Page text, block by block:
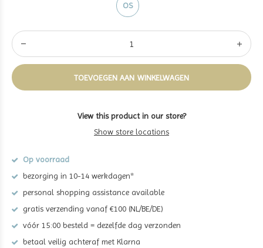
OS
TOEVOEGEN AAN WINKELWAGEN
View this product in our store?
Show store locations
Op voorraad
bezorging in 10-14 werkdagen*
personal shopping assistance available
gratis verzending vanaf €100 (NL/BE/DE)
vóór 15:00 besteld = dezelfde dag verzonden
betaal veilig achteraf met Klarna